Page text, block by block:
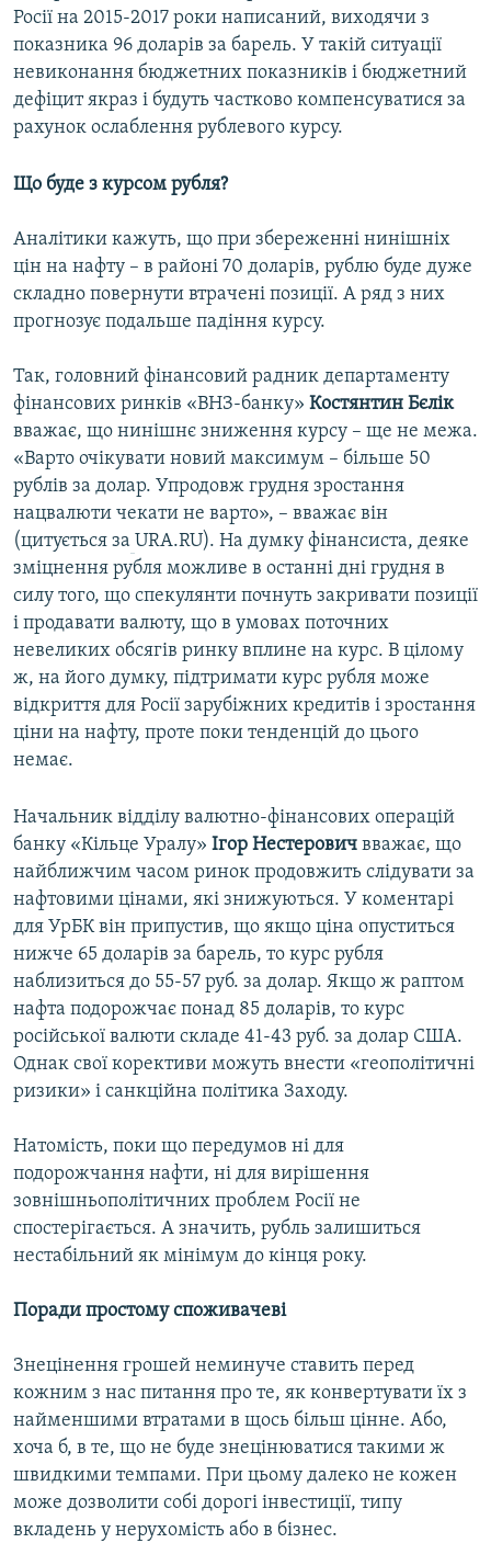
Росії на 2015-2017 роки написаний, виходячи з
показника 96 доларів за барель. У такій ситуації
невиконання бюджетних показників і бюджетний
дефіцит якраз і будуть частково компенсуватися за
рахунок ослаблення рублевого курсу.
Що буде з курсом рубля?
Аналітики кажуть, що при збереженні нинішніх
цін на нафту – в районі 70 доларів, рублю буде дуже
складно повернути втрачені позиції. А ряд з них
прогнозує подальше падіння курсу.
Так, головний фінансовий радник департаменту
фінансових ринків «ВНЗ-банку» Костянтин Бєлік
вважає, що нинішнє зниження курсу – ще не межа.
«Варто очікувати новий максимум – більше 50
рублів за долар. Упродовж грудня зростання
нацвалюти чекати не варто», – вважає він
(цитується за URA.RU). На думку фінансиста, деяке
зміцнення рубля можливе в останні дні грудня в
силу того, що спекулянти почнуть закривати позиції
і продавати валюту, що в умовах поточних
невеликих обсягів ринку вплине на курс. В цілому
ж, на його думку, підтримати курс рубля може
відкриття для Росії зарубіжних кредитів і зростання
ціни на нафту, проте поки тенденцій до цього
немає.
Начальник відділу валютно-фінансових операцій
банку «Кільце Уралу» Ігор Нестерович вважає, що
найближчим часом ринок продовжить слідувати за
нафтовими цінами, які знижуються. У коментарі
для УрБК він припустив, що якщо ціна опуститься
нижче 65 доларів за барель, то курс рубля
наблизиться до 55-57 руб. за долар. Якщо ж раптом
нафта подорожчає понад 85 доларів, то курс
російської валюти складе 41-43 руб. за долар США.
Однак свої корективи можуть внести «геополітичні
ризики» і санкційна політика Заходу.
Натомість, поки що передумов ні для
подорожчання нафти, ні для вирішення
зовнішньополітичних проблем Росії не
спостерігається. А значить, рубль залишиться
нестабільний як мінімум до кінця року.
Поради простому споживачеві
Знецінення грошей неминуче ставить перед
кожним з нас питання про те, як конвертувати їх з
найменшими втратами в щось більш цінне. Або,
хоча б, в те, що не буде знецінюватися такими ж
швидкими темпами. При цьому далеко не кожен
може дозволити собі дорогі інвестиції, типу
вкладень у нерухомість або в бізнес.